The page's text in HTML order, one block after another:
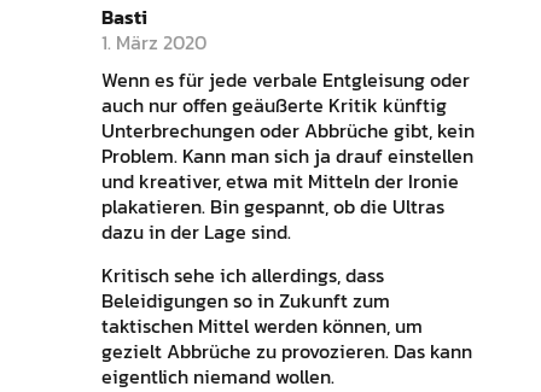
Basti
1. März 2020
Wenn es für jede verbale Entgleisung oder
auch nur offen geäußerte Kritik künftig
Unterbrechungen oder Abbrüche gibt, kein
Problem. Kann man sich ja drauf einstellen
und kreativer, etwa mit Mitteln der Ironie
plakatieren. Bin gespannt, ob die Ultras
dazu in der Lage sind.
Kritisch sehe ich allerdings, dass
Beleidigungen so in Zukunft zum
taktischen Mittel werden können, um
gezielt Abbrüche zu provozieren. Das kann
eigentlich niemand wollen.